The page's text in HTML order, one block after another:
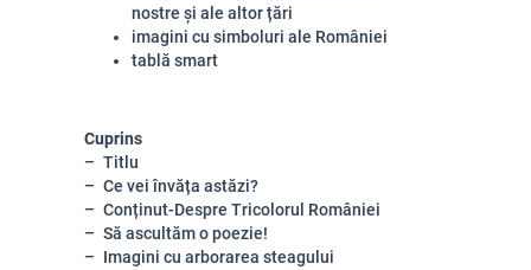
nostre și ale altor țări
imagini cu simboluri ale României
tablă smart
Cuprins
Titlu
Ce vei învăța astăzi?
Conținut-Despre Tricolorul României
Să ascultăm o poezie!
Imagini cu arborarea steagului